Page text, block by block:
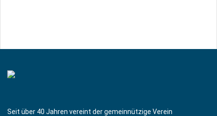
Seit über 40 Jahren vereint der gemeinnützige Verein